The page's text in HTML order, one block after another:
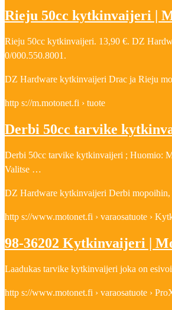
Rieju 50cc kytkinvaijeri |
Rieju 50cc kytkinvaijeri. 13,90 €. DZ
0/000.550.8001.
DZ Hardware kytkinvaijeri Drac ja Rieju
http s://m.motonet.fi › tuote
Derbi 50cc tarvike
Derbi 50cc tarvike kytkinvaijeri ; Huomio:
Valitse …
DZ Hardware kytkinvaijeri Derbi mopoihin,
http s://www.motonet.fi › varaosatuote ›
98-36202 Kytkinvaijeri |
Laadukas tarvike kytkinvaijeri joka on
http s://www.motonet.fi › varaosatuote ›